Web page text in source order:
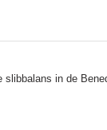
in de